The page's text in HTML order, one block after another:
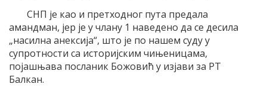
СНП је као и претходног пута предала
амандман, јер је у члану 1 наведено да се десила
„насилна анексија“, што је по нашем суду у
супротности са историјским чињеницама,
појашњава посланик Божовић у изјави за РТ
Балкан.